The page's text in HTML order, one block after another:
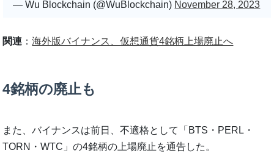
— Wu Blockchain (@WuBlockchain) November 28, 2023
関連 ：海外版バイナンス、仮想通貨4銘柄上場廃止へ
4銘柄の廃止も
また、バイナンスは前日、不適格として「BTS・PERL・
TORN・WTC」の4銘柄の上場廃止を通告した。